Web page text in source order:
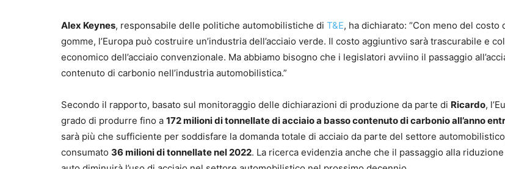
Alex Keynes, responsabile delle politiche automobilistiche di T&E, ha dichiarato: “Con meno del costo
gomme, l’Europa può costruire un’industria dell’acciaio verde. Il costo aggiuntivo sarà trascurabile e
economico dell’acciaio convenzionale. Ma abbiamo bisogno che i legislatori avviino il passaggio
contenuto di carbonio nell’industria automobilistica.”
Secondo il rapporto, basato sul monitoraggio delle dichiarazioni di produzione da parte di Ricardo,
grado di produrre fino a 172 milioni di tonnellate di acciaio a basso contenuto di carbonio all’anno
sarà più che sufficiente per soddisfare la domanda totale di acciaio da parte del settore
consumato 36 milioni di tonnellate nel 2022. La ricerca evidenzia anche che il passaggio alla